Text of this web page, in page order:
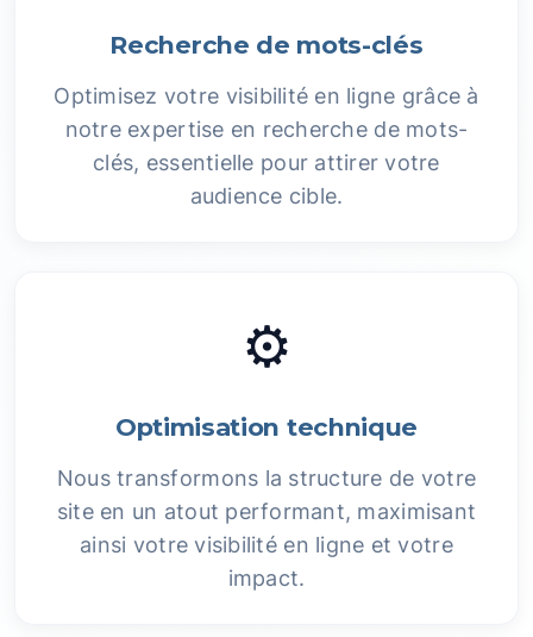
Recherche de mots-clés
Optimisez votre visibilité en ligne grâce à
notre expertise en recherche de mots-
clés, essentielle pour attirer votre
audience cible.
⚙️
Optimisation technique
Nous transformons la structure de votre
site en un atout performant, maximisant
ainsi votre visibilité en ligne et votre
impact.